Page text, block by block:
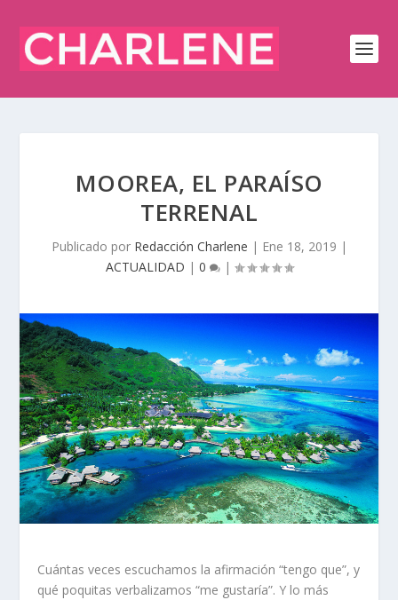
MOOREA, EL PARAÍSO
TERRENAL
Publicado por Redacción Charlene | Ene 18, 2019 |
ACTUALIDAD | 0 |
Cuántas veces escuchamos la afirmación “tengo que”, y
qué poquitas verbalizamos “me gustaría”. Y lo más